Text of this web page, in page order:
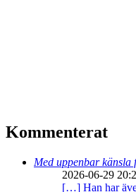
Kommenterat
Med uppenbar känsla
2026-06-29
[…] Han har